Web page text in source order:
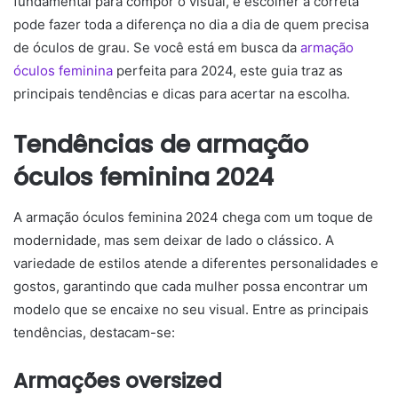
pode fazer toda a diferença no dia a dia de quem precisa
de óculos de grau. Se você está em busca da armação
óculos feminina perfeita para 2024, este guia traz as
principais tendências e dicas para acertar na escolha.
Tendências de armação
óculos feminina 2024
A armação óculos feminina 2024 chega com um toque de
modernidade, mas sem deixar de lado o clássico. A
variedade de estilos atende a diferentes personalidades e
gostos, garantindo que cada mulher possa encontrar um
modelo que se encaixe no seu visual. Entre as principais
tendências, destacam-se:
Armações oversized